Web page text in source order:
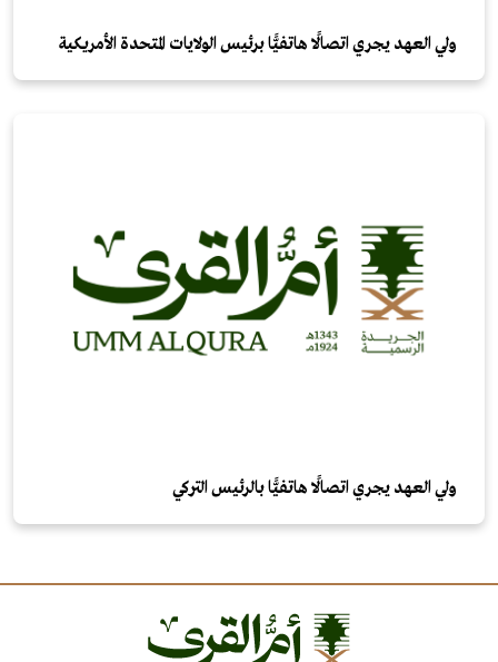
ولي العهد يجري اتصالًا هاتفيًّا برئيس الولايات المتحدة الأمريكية
ولي العهد يجري اتصالًا هاتفيًّا بالرئيس التركي